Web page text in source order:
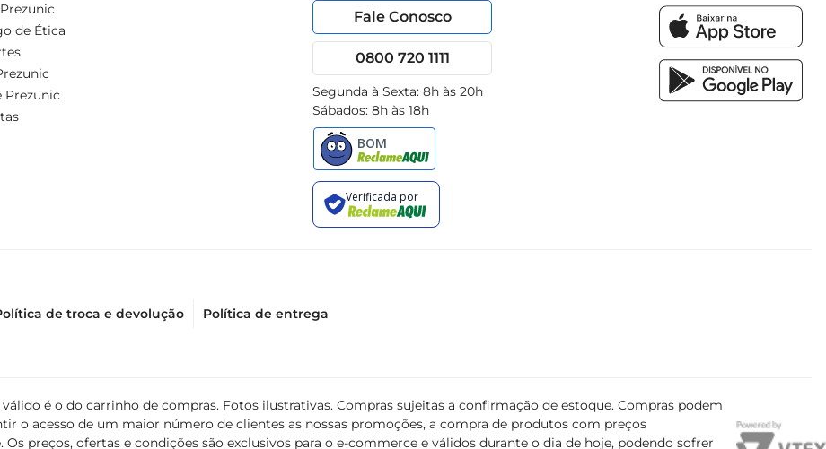
de Ética
Prezunic
Fale Conosco
0800 720 1111
Segunda à Sexta: 8h às 20h
Sábados: 8h às 18h
de troca e devolução Política de entrega
é o do carrinho de compras. Fotos ilustrativas. Compras sujeitas a confirmação de estoque. Compras podem
o acesso de um maior número de clientes as nossas promoções, a compra de produtos com preços
preços, ofertas e condições são exclusivos para o e-commerce e válidos durante o dia de hoje, podendo sofrer